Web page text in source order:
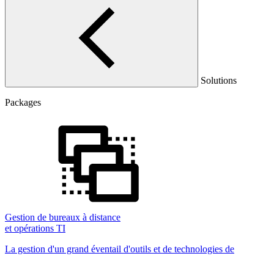
Solutions
Packages
Gestion de bureaux à distance
et opérations TI
La gestion d'un grand éventail d'outils et de technologies de